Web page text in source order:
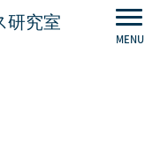
研究室